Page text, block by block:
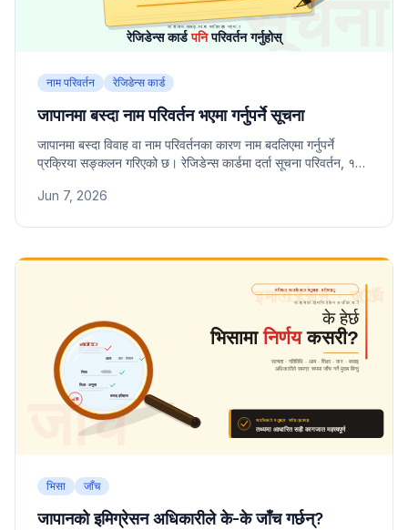
नाम परिवर्तन रेजिडेन्स कार्ड
जापानमा बस्दा नाम परिवर्तन भएमा गर्नुपर्ने सूचना
जापानमा बस्दा विवाह वा नाम परिवर्तनका कारण नाम बदलिएमा गर्नुपर्ने
प्रक्रिया सङ्कलन गरिएको छ। रेजिडेन्स कार्डमा दर्ता सूचना परिवर्तन, १४
परिवर्तन गर्नुपर्ने विषयहरू जानकारी दिइएको छ।
Jun 7, 2026
भिसा जाँच
जापानको इमिग्रेसन अधिकारीले के-के जाँच गर्छन्?